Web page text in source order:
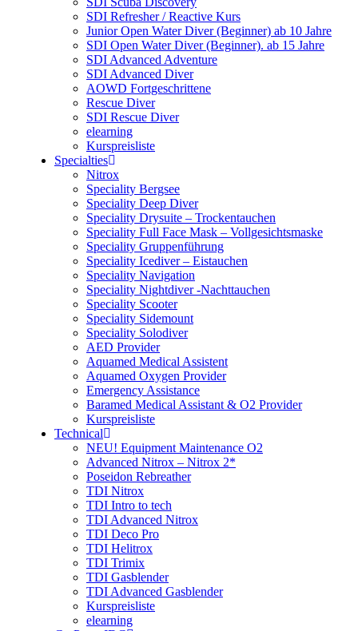
SDI Refresher / Reactive Kurs
Junior Open Water Diver (Beginner) ab 10 Jahre
SDI Open Water Diver (Beginner). ab 15 Jahre
SDI Advanced Adventure
SDI Advanced Diver
AOWD Fortgeschrittene
Rescue Diver
SDI Rescue Diver
elearning
Kurspreisliste
Specialties
Nitrox
Speciality Bergsee
Speciality Deep Diver
Speciality Drysuite – Trockentauchen
Speciality Full Face Mask – Vollgesichtsmaske
Speciality Gruppenführung
Speciality Icediver – Eistauchen
Speciality Navigation
Speciality Nightdiver -Nachttauchen
Speciality Scooter
Speciality Sidemount
Speciality Solodiver
AED Provider
Aquamed Medical Assistent
Aquamed Oxygen Provider
Emergency Assistance
Baramed Medical Assistant & O2 Provider
Kurspreisliste
Technical
NEU! Equipment Maintenance O2
Advanced Nitrox – Nitrox 2*
Poseidon Rebreather
TDI Nitrox
TDI Intro to tech
TDI Advanced Nitrox
TDI Deco Pro
TDI Helitrox
TDI Trimix
TDI Gasblender
TDI Advanced Gasblender
Kurspreisliste
elearning